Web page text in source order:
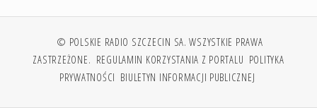
© POLSKIE RADIO SZCZECIN SA. WSZYSTKIE PRAWA
ZASTRZEŻONE. REGULAMIN KORZYSTANIA Z PORTALU POLITYKA
PRYWATNOŚCI BIULETYN INFORMACJI PUBLICZNEJ